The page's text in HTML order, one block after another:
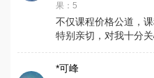
果：5
不仅课程价格公道，
特别亲切，对我十分关
*可峰